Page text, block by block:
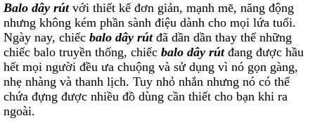
Balo dây rútvới thiết kế đơn giản, mạnh mẽ, năng động
nhưng không kém phần sành điệu dành cho mọi lứa tuổi.
Ngày nay, chiếc balo dây rútđã dần dần thay thế những
chiếc balo truyền thống, chiếc balo dây rútđang được hầu
hết mọi người đều ưa chuộng và sử dụng vì nó gọn gàng,
nhẹ nhàng và thanh lịch. Tuy nhỏ nhắn nhưng nó có thể
chứa đựng được nhiều đồ dùng cần thiết cho bạn khi ra
ngoài.